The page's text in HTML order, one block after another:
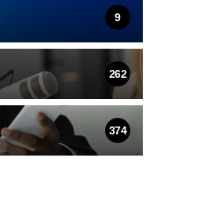
9
262
374